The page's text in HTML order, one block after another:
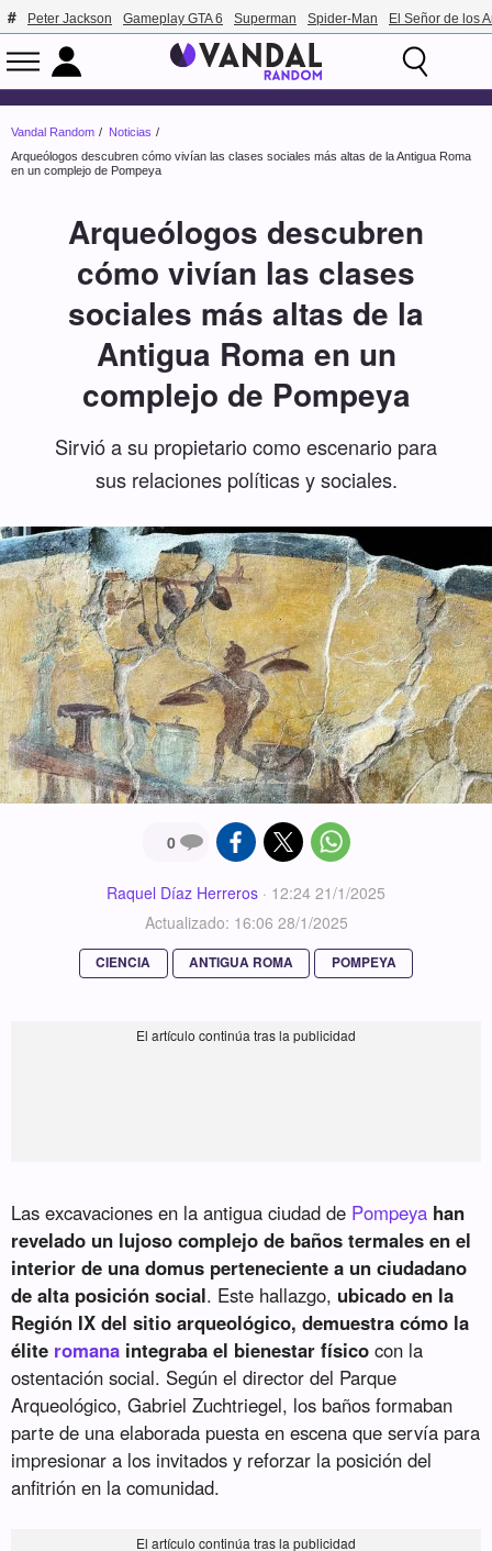
Peter Jackson Gameplay GTA 6 Superman Spider-Man El Señor de los
Vandal Random
Noticias
Arqueólogos descubren cómo vivían las clases sociales más altas de la Antigua Roma
en un complejo de Pompeya
Arqueólogos descubren
cómo vivían las clases
sociales más altas de la
Antigua Roma en un
complejo de Pompeya
Sirvió a su propietario como escenario para
sus relaciones políticas y sociales.
0
Raquel Díaz Herreros · 12:24 21/1/2025
Actualizado: 16:06 28/1/2025
CIENCIA ANTIGUA ROMA POMPEYA
Las excavaciones en la antigua ciudad de Pompeya han
revelado un lujoso complejo de baños termales en el
interior de una domus perteneciente a un ciudadano
de alta posición social. Este hallazgo, ubicado en la
Región IX del sitio arqueológico, demuestra cómo la
élite romana integraba el bienestar físico con la
ostentación social. Según el director del Parque
Arqueológico, Gabriel Zuchtriegel, los baños formaban
parte de una elaborada puesta en escena que servía para
impresionar a los invitados y reforzar la posición del
anfitrión en la comunidad.